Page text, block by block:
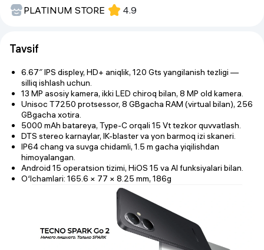
PLATINUM STORE 4.9
Tavsif
6.67″ IPS displey, HD+ aniqlik, 120 Gts yangilanish tezligi —
silliq ishlash uchun.
13 MP asosiy kamera, ikki LED chiroq bilan, 8 MP old kamera.
Unisoc T7250 protsessor, 8 GBgacha RAM (virtual bilan), 256
GBgacha xotira.
5000 mAh batareya, Type-C orqali 15 Vt tezkor quvvatlash.
DTS stereo karnaylar, IK-blaster va yon barmoq izi skaneri.
IP64 chang va suvga chidamli, 1.5 m gacha yiqilishdan
himoyalangan.
Android 15 operatsion tizimi, HiOS 15 va AI funksiyalari bilan.
O‘lchamlari: 165.6 × 77 × 8.25 mm, 186g